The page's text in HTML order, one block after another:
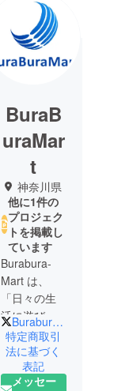
BuraB
uraMar
t
神奈川県
他に1件の
プロジェク
トを掲載し
ています
Burabura-
Mart は、
「日々の生
活に遊び
を」をテー
マに、世界
中から新し
さや面白さ
Buraburaplay
特定商取引
法に基づく
表記
メッセー